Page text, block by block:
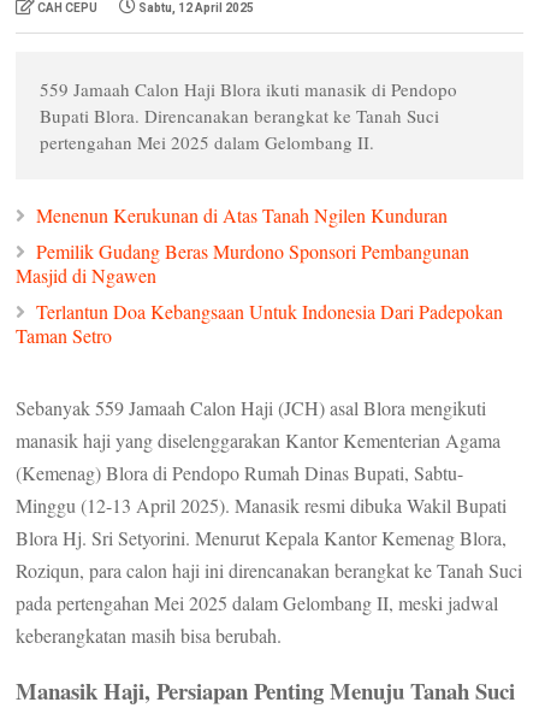
e
s
A
o
e
i
CAH CEPU Sabtu, 12 April 2025
559 Jamaah Calon Haji Blora ikuti manasik di Pendopo
Bupati Blora. Direncanakan berangkat ke Tanah Suci
pertengahan Mei 2025 dalam Gelombang II.
Menenun Kerukunan di Atas Tanah Ngilen Kunduran
Pemilik Gudang Beras Murdono Sponsori Pembangunan
Masjid di Ngawen
Terlantun Doa Kebangsaan Untuk Indonesia Dari Padepokan
Taman Setro
Sebanyak 559 Jamaah Calon Haji (JCH) asal Blora mengikuti
manasik haji yang diselenggarakan Kantor Kementerian Agama
(Kemenag) Blora di Pendopo Rumah Dinas Bupati, Sabtu-
Minggu (12-13 April 2025). Manasik resmi dibuka Wakil Bupati
Blora Hj. Sri Setyorini. Menurut Kepala Kantor Kemenag Blora,
Roziqun, para calon haji ini direncanakan berangkat ke Tanah Suci
pada pertengahan Mei 2025 dalam Gelombang II, meski jadwal
keberangkatan masih bisa berubah.
Manasik Haji, Persiapan Penting Menuju Tanah Suci